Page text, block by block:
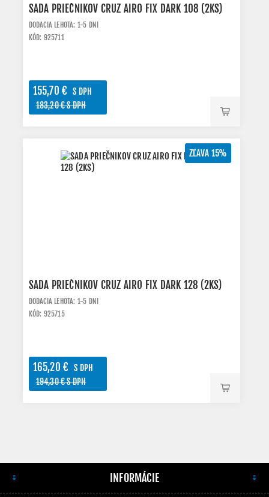
SADA PRIEČNIKOV CRUZ AIRO FIX DARK 108 (2KS)
DODACIA LEHOTA: 1-5 DNI
KÓD: 925711
155,70 €
S DPH
183,20 € S DPH
ZĽAVA 15%
SADA PRIEČNIKOV CRUZ AIRO FIX DARK 128 (2KS)
DODACIA LEHOTA: 1-5 DNI
KÓD: 925715
165,20 €
S DPH
194,30 € S DPH
INFORMÁCIE